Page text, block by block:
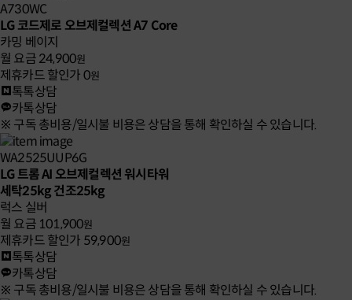
A730WC
LG 코드제로 오브제컬렉션 A7 Core
카밍 베이지
월 요금24,900원
제휴카드 할인가0원
톡톡상담
카톡상담
※ 구독 총비용/일시불 비용은 상담을 통해 확인하실 수 있습니다.
WA2525UUP6G
LG 트롬 AI 오브제컬렉션 워시타워
세탁25kg 건조25kg
럭스 실버
월 요금 101,900원
제휴카드 할인가 59,900원
톡톡상담
카톡상담
※ 구독 총비용/일시불 비용은 상담을 통해 확인하실 수 있습니다.